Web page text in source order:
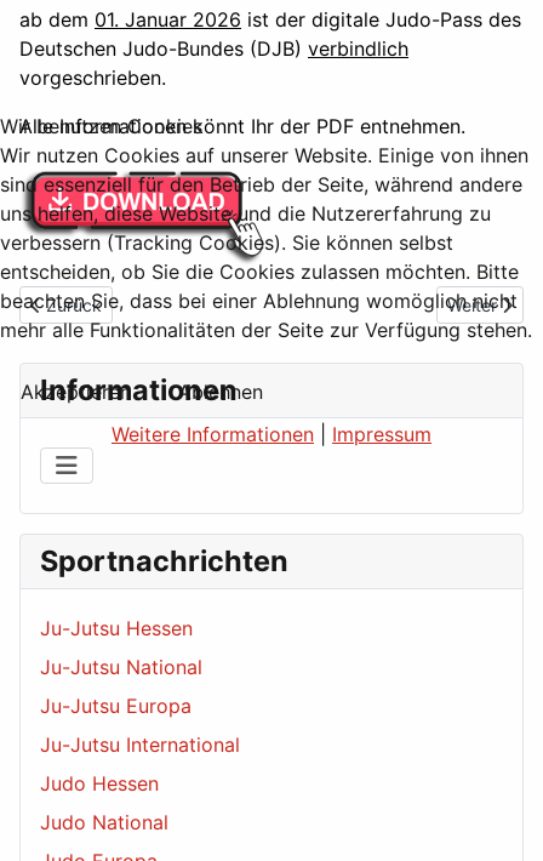
Informationen
Sportnachrichten
Ju-Jutsu Hessen
Ju-Jutsu National
Ju-Jutsu Europa
Ju-Jutsu International
Judo Hessen
Judo National
ab dem 01. Januar 2026 ist der digitale Judo-Pass des
Deutschen Judo-Bundes (DJB) verbindlich
vorgeschrieben.
Alle Informationen könnt Ihr der PDF entnehmen.
Vorheriger Beitrag: Frank Doetsch in neuer Rolle bei der IJF
Zurück Nächster
Weiter
Wir benutzen Cookies
Wir nutzen Cookies auf unserer Website. Einige von ihnen
sind essenziell für den Betrieb der Seite, während andere
uns helfen, diese Website und die Nutzererfahrung zu
verbessern (Tracking Cookies). Sie können selbst
entscheiden, ob Sie die Cookies zulassen möchten. Bitte
beachten Sie, dass bei einer Ablehnung womöglich nicht
mehr alle Funktionalitäten der Seite zur Verfügung stehen.
Akzeptieren
Ablehnen
Weitere Informationen
Impressum